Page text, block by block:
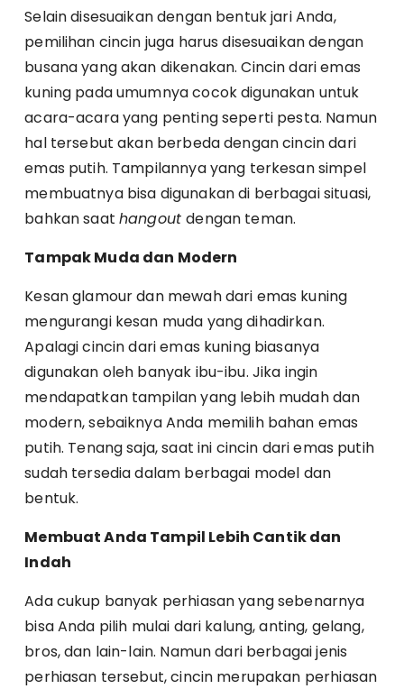
Selain disesuaikan dengan bentuk jari Anda,
pemilihan cincin juga harus disesuaikan dengan
busana yang akan dikenakan. Cincin dari emas
kuning pada umumnya cocok digunakan untuk
acara-acara yang penting seperti pesta. Namun
hal tersebut akan berbeda dengan cincin dari
emas putih. Tampilannya yang terkesan simpel
membuatnya bisa digunakan di berbagai situasi,
bahkan saathangoutdengan teman.
Tampak Muda dan Modern
Kesan glamour dan mewah dari emas kuning
mengurangi kesan muda yang dihadirkan.
Apalagi cincin dari emas kuning biasanya
digunakan oleh banyak ibu-ibu. Jika ingin
mendapatkan tampilan yang lebih mudah dan
modern, sebaiknya Anda memilih bahan emas
putih. Tenang saja, saat ini cincin dari emas putih
sudah tersedia dalam berbagai model dan
bentuk.
Membuat Anda Tampil Lebih Cantik dan
Indah
Ada cukup banyak perhiasan yang sebenarnya
bisa Anda pilih mulai dari kalung, anting, gelang,
bros, dan lain-lain. Namun dari berbagai jenis
perhiasan tersebut, cincin merupakan perhiasan